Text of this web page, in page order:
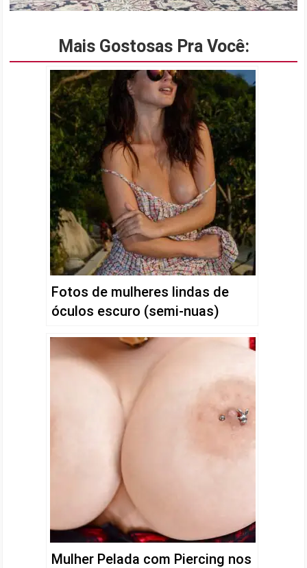
Mais Gostosas Pra Você:
Fotos de mulheres lindas de
óculos escuro (semi-nuas)
Mulher Pelada com Piercing nos